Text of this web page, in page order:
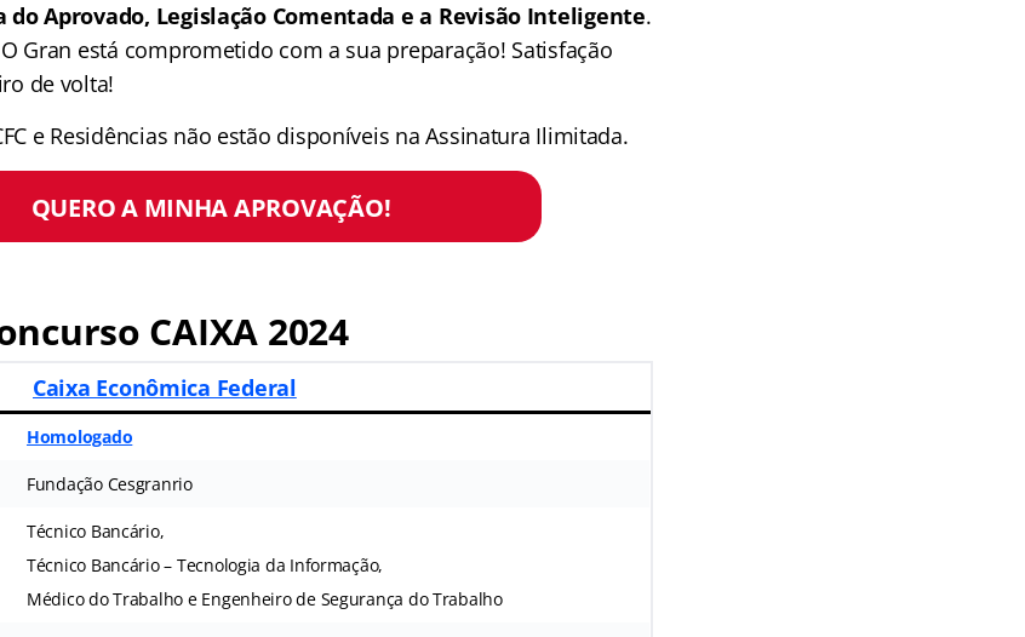
do Aprovado, Legislação Comentada e a Revisão Inteligente.
Gran está comprometido com a sua preparação! Satisfação
de volta!
e Residências não estão disponíveis na Assinatura Ilimitada.
QUERO A MINHA APROVAÇÃO!
CAIXA 2024
Caixa Econômica Federal
Homologado
Fundação Cesgranrio
Técnico Bancário,
Técnico Bancário – Tecnologia da Informação,
Médico do Trabalho e Engenheiro de Segurança do Trabalho